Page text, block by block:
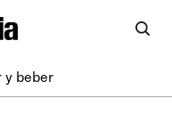
y beber